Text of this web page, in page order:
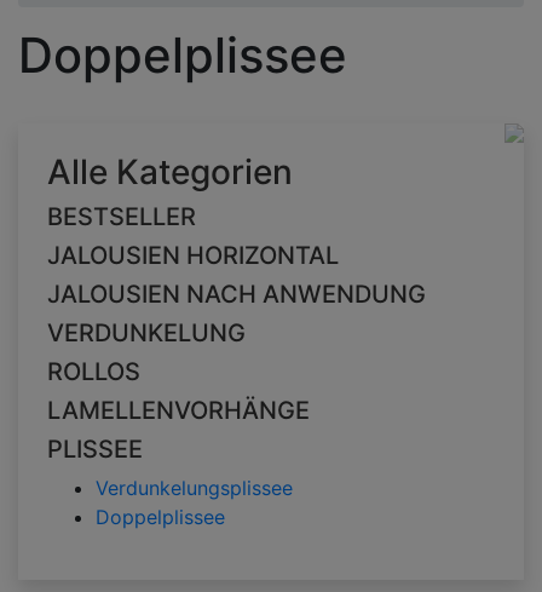
Doppelplissee
Alle Kategorien
BESTSELLER
JALOUSIEN HORIZONTAL
JALOUSIEN NACH ANWENDUNG
VERDUNKELUNG
ROLLOS
LAMELLENVORHÄNGE
PLISSEE
Verdunkelungsplissee
Doppelplissee